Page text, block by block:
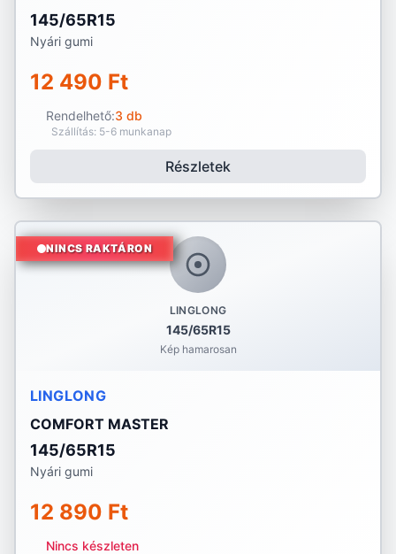
145/65R15
Nyári gumi
12 490 Ft
Rendelhető:3 db
Szállítás: 5-6 munkanap
Részletek
LINGLONG
145/65R15
Kép hamarosan
NINCS RAKTÁRON
LINGLONG
COMFORT MASTER
145/65R15
Nyári gumi
12 890 Ft
Nincs készleten